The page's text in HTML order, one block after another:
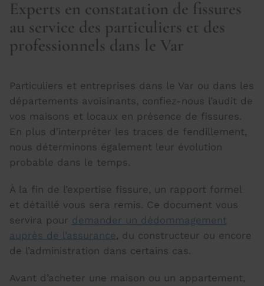
Experts en constatation de fissures
au service des particuliers et des
professionnels dans le Var
Particuliers et entreprises dans le Var ou dans les
départements avoisinants, confiez-nous l’audit de
vos maisons et locaux en présence de fissures.
En plus d’interpréter les traces de fendillement,
nous déterminons également leur évolution
probable dans le temps.
À la fin de l’expertise fissure, un rapport formel
et détaillé vous sera remis. Ce document vous
servira pour demander un dédommagement
auprès de l’assurance , du constructeur ou encore
de l’administration dans certains cas.
Avant d’acheter une maison ou un appartement,